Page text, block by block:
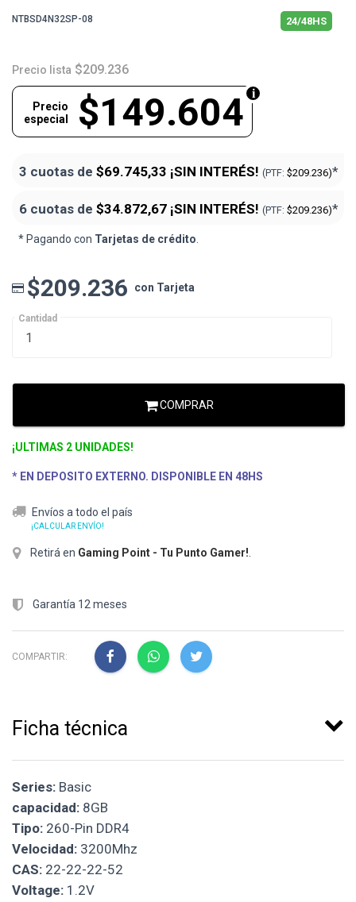
NTBSD4N32SP-08 24/48HS
Precio lista $209.236
$149.604
Precio
especial
3 cuotas de $69.745,33 ¡SIN INTERÉS! (PTF: $209.236)*
6 cuotas de $34.872,67 ¡SIN INTERÉS! (PTF: $209.236)*
* Pagando con Tarjetas de crédito.
$209.236 con Tarjeta
Cantidad
COMPRAR
¡ULTIMAS 2 UNIDADES!
* EN DEPOSITO EXTERNO. DISPONIBLE EN 48HS
Envíos a todo el país
¡CALCULAR ENVÍO!
Retirá en Gaming Point - Tu Punto Gamer!
Garantía 12 meses
COMPARTIR:
Ficha técnica
Series: Basic
capacidad: 8GB
Tipo: 260-Pin DDR4
Velocidad: 3200Mhz
CAS: 22-22-22-52
Voltage: 1.2V